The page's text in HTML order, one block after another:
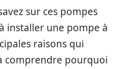
sur ces pompes
installer une pompe à
raisons qui
comprendre pourquoi